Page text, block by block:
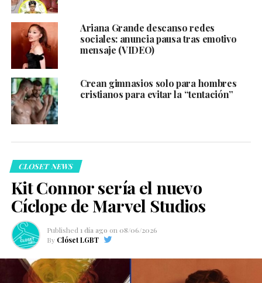
Ariana Grande descanso redes
sociales: anuncia pausa tras emotivo
mensaje (VIDEO)
Crean gimnasios solo para hombres
cristianos para evitar la “tentación”
CLOSET NEWS
Kit Connor sería el nuevo
Cíclope de Marvel Studios
Published 1 día ago on 08/06/2026
By Clóset LGBT